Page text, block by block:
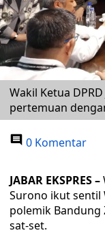
Wakil Ketua
pertemuan
0 Komentar
JABAR EKSPRES –
Surono ikut sentil
polemik Bandung
sat-set.